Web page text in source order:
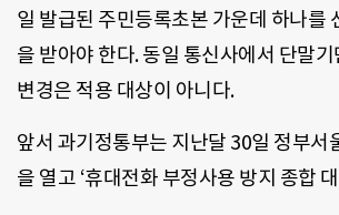
일 발급된 주민등록초본 가운데 하나를
을 받아야 한다. 동일 통신사에서 단말기
변경은 적용 대상이 아니다.
앞서 과기정통부는 지난달 30일 정부서
을 열고 ‘휴대전화 부정사용 방지 종합